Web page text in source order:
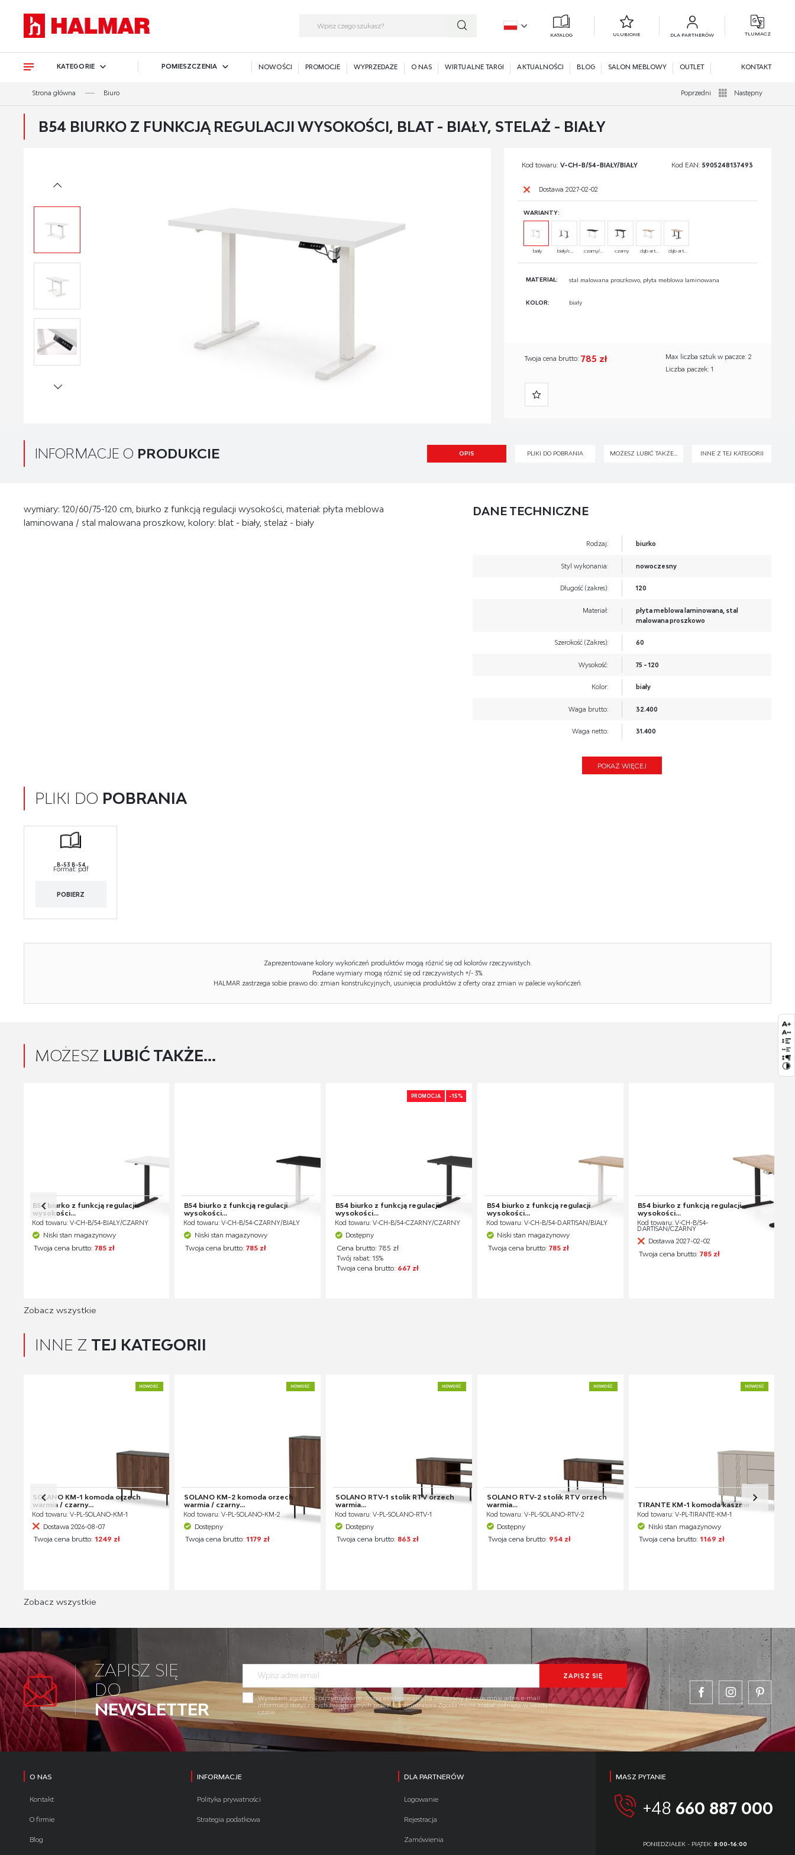
KATALOG ULUBIONE DLA PARTNERÓW TŁUMACZ
KATEGORIE POMIESZCZENIA NOWOŚCI PROMOCJE WYPRZEDAŻE O NAS WIRTUALNE TARGI AKTUALNOŚCI BLOG SALON MEBLOWY OUTLET KONTAKT
Strona główna Biuro Poprzedni Następny
B54 BIURKO Z FUNKCJĄ REGULACJI WYSOKOŚCI, BLAT - BIAŁY, STELAŻ - BIAŁY
Kod towaru: V-CH-B/54-BIAŁY/BIAŁY Kod EAN: 5905248137493
Dostawa 2027-02-02
WARIANTY:
biały biały/c... czarny/... czarny dąb art... dąb art...
MATERIAŁ: stal malowana proszkowo, płyta meblowa laminowana
KOLOR: biały
Twoja cena brutto:785 zł
Max liczba sztuk w paczce: 2
Liczba paczek: 1
INFORMACJE O PRODUKCIE OPIS PLIKI DO POBRANIA MOŻESZ LUBIĆ TAKŻE... INNE Z TEJ KATEGORII
wymiary: 120/60/75-120 cm, biurko z funkcją regulacji wysokości, materiał: płyta meblowa
laminowana / stal malowana proszkow, kolory: blat - biały, stelaż - biały
DANE TECHNICZNE
Rodzaj: biurko
Styl wykonania: nowoczesny
Długość (zakres): 120
Materiał:
płyta meblowa laminowana, stal
malowana proszkowo
Szerokość (Zakres): 60
Wysokość: 75 - 120
Kolor: biały
Waga brutto: 32.400
Waga netto: 31.400
Ilość w paczce: 2
POKAŻ WIĘCEJ
PLIKI DO POBRANIA
B-53 B-54
Format: pdf
POBIERZ
Zaprezentowane kolory wykończeń produktów mogą różnić się od kolorów rzeczywistych.
Podane wymiary mogą różnić się od rzeczywistych +/- 3%.
HALMAR zastrzega sobie prawo do: zmian konstrukcyjnych, usunięcia produktów z oferty oraz zmian w palecie wykończeń.
MOŻESZ LUBIĆ TAKŻE...
B54 biurko z funkcją regulacji
wysokości...
Kod towaru: V-CH-B/54-BIAŁY/CZARNY
Niski stan magazynowy
Twoja cena brutto:785 zł
B54 biurko z funkcją regulacji
wysokości...
Kod towaru: V-CH-B/54-CZARNY/BIAŁY
Niski stan magazynowy
Twoja cena brutto:785 zł
PROMOCJA -15%
B54 biurko z funkcją regulacji
wysokości...
Kod towaru: V-CH-B/54-CZARNY/CZARNY
Dostępny
Cena brutto: 785 zł
Twój rabat: 15%
Twoja cena brutto: 667 zł
B54 biurko z funkcją regulacji
wysokości...
Kod towaru: V-CH-B/54-D.ARTISAN/BIAŁY
Niski stan magazynowy
Twoja cena brutto: 785 zł
B54 biurko z funkcją regulacji
wysokości...
Kod towaru: V-CH-B/54-
D.ARTISAN/CZARNY
Dostawa 2027-02-02
Twoja cena brutto:785 zł
Zobacz wszystkie
INNE Z TEJ KATEGORII
NOWOŚĆ
SOLANO KM-1 komoda orzech
warmia / czarny...
Kod towaru: V-PL-SOLANO-KM-1
Dostawa 2026-08-07
Twoja cena brutto:1249 zł
NOWOŚĆ
SOLANO KM-2 komoda orzech
warmia / czarny...
Kod towaru: V-PL-SOLANO-KM-2
Dostępny
Twoja cena brutto:1179 zł
NOWOŚĆ
SOLANO RTV-1 stolik RTV orzech
warmia...
Kod towaru: V-PL-SOLANO-RTV-1
Dostępny
Twoja cena brutto: 863 zł
NOWOŚĆ
SOLANO RTV-2 stolik RTV orzech
warmia...
Kod towaru: V-PL-SOLANO-RTV-2
Dostępny
Twoja cena brutto: 954 zł
NOWOŚĆ
TIRANTE KM-1 komoda kaszmir
Kod towaru: V-PL-TIRANTE-KM-1
Niski stan magazynowy
Twoja cena brutto:1169 zł
Zobacz wszystkie
ZAPISZ SIĘ
DO
NEWSLETTER
Wyrażam zgodę na otrzymywanie drogą elektroniczną na wskazany przeze mnie adres e-mail
informacji dotyczących świadczonych przez Administratora.Zgoda może zostać cofnięta w każdym
czasie.
O NAS
Kontakt
O firmie
Blog
INFORMACJE
Polityka prywatności
Strategia podatkowa
DLA PARTNERÓW
Logowanie
Rejestracja
Zamówienia
MASZ PYTANIE
+48 660 887 000
PONIEDZIAŁEK - PIĄTEK:8:00-16:00